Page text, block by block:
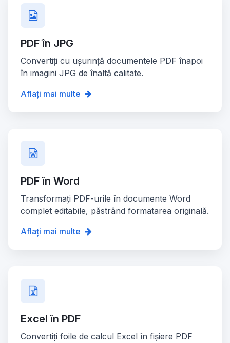
PDF în JPG
Convertiți cu ușurință documentele PDF înapoi
în imagini JPG de înaltă calitate.
Aflați mai multe
PDF în Word
Transformați PDF-urile în documente Word
complet editabile, păstrând formatarea originală.
Aflați mai multe
Excel în PDF
Convertiți foile de calcul Excel în fișiere PDF